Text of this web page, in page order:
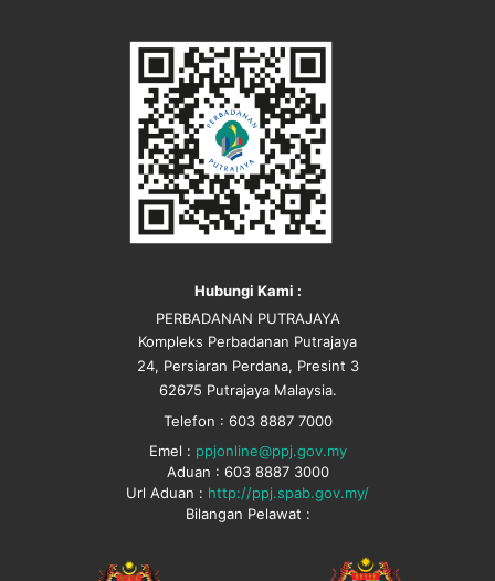
Hubungi Kami :
PERBADANAN PUTRAJAYA
Kompleks Perbadanan Putrajaya
24, Persiaran Perdana, Presint 3
62675 Putrajaya Malaysia.
Telefon : 603 8887 7000
Emel : ppjonline@ppj.gov.my
Aduan : 603 8887 3000
Url Aduan : http://ppj.spab.gov.my/
Bilangan Pelawat :